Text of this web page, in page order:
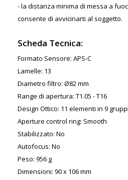
- la distanza minima di messa a
consente di avvicinarti al soggetto.
Scheda Tecnica:
Formato Sensore: APS-C
Lamelle: 13
Diametro filtro: Ø82 mm
Range di apertura: T1.05 - T16
Design Ottico: 11 elementi in 9 gruppi
Aperture control ring: Smooth
Stabilizzato: No
Autofocus: No
Peso: 956 g
Dimensioni: 90 x 106 mm